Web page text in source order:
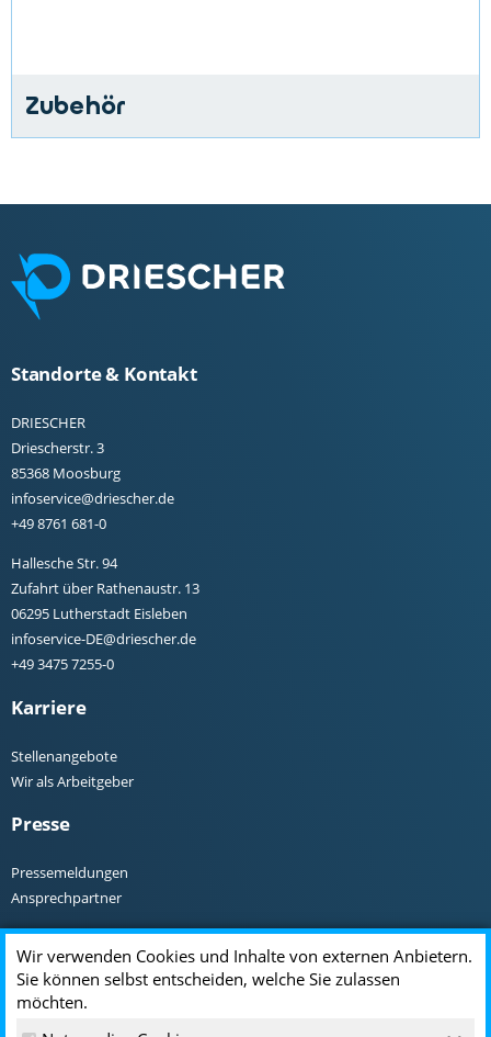
Zubehör
Standorte & Kontakt
DRIESCHER
Driescherstr. 3
85368 Moosburg
infoservice@driescher.de
+49 8761 681-0
Hallesche Str. 94
Zufahrt über Rathenaustr. 13
06295 Lutherstadt Eisleben
infoservice-DE@driescher.de
+49 3475 7255-0
Karriere
Stellenangebote
Wir als Arbeitgeber
Presse
Pressemeldungen
Ansprechpartner
Rechtliches
Impressum
Datenschutz
Wir verwenden Cookies und Inhalte von externen Anbietern.
Sie können selbst entscheiden, welche Sie zulassen
möchten.